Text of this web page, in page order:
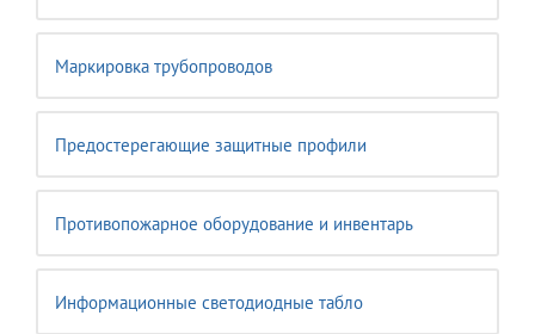
Маркировка трубопроводов
Предостерегающие защитные профили
Противопожарное оборудование и инвентарь
Информационные светодиодные табло